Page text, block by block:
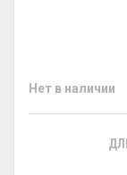
Нет в наличии